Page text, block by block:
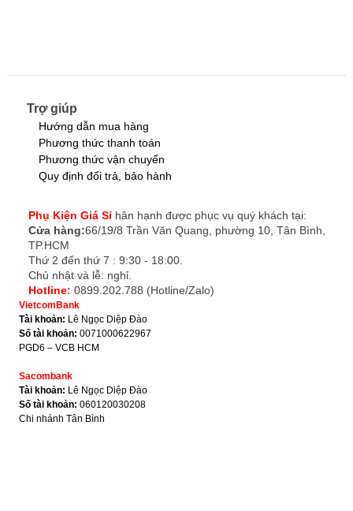
Trợ giúp
Hướng dẫn mua hàng
Phương thức thanh toán
Phương thức vận chuyển
Quy định đổi trả, bảo hành
Phụ Kiện Giá Sỉhân hạnh được phục vụ quý khách tại:
Cửa hàng:66/19/8 Trần Văn Quang, phường 10, Tân Bình,
TP.HCM
Thứ 2 đến thứ 7 : 9:30 - 18:00.
Chủ nhật và lễ: nghỉ.
Hotline: 0899.202.788 (Hotline/Zalo)
VietcomBank
Tài khoản: Lê Ngọc Diệp Đào
Số tài khoản: 0071000622967
PGD6 – VCB HCM
Sacombank
Tài khoản: Lê Ngọc Diệp Đào
Số tài khoản: 060120030208
Chi nhánh Tân Bình